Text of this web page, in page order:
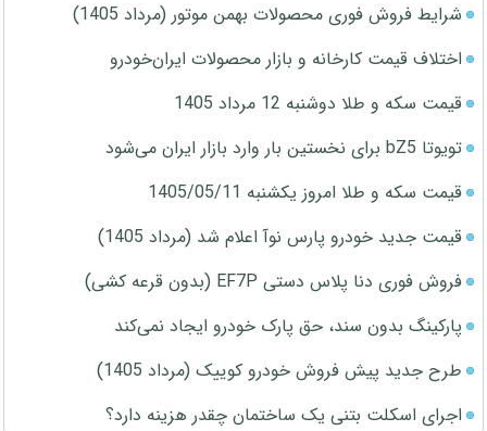
شرایط فروش فوری محصولات بهمن موتور (مرداد 1405)
اختلاف قیمت کارخانه و بازار محصولات ایران‌خودرو
قیمت سکه و طلا دوشنبه 12 مرداد 1405
تویوتا bZ5 برای نخستین بار وارد بازار ایران می‌شود
قیمت سکه و طلا امروز یکشنبه 1405/05/11
قیمت جدید خودرو پارس نوآ اعلام شد (مرداد 1405)
فروش فوری دنا پلاس دستی EF7P (بدون قرعه کشی)
پارکینگ بدون سند، حق پارک خودرو ایجاد نمی‌کند
طرح جدید پیش فروش خودرو کوییک (مرداد 1405)
اجرای اسکلت بتنی یک ساختمان چقدر هزینه دارد؟